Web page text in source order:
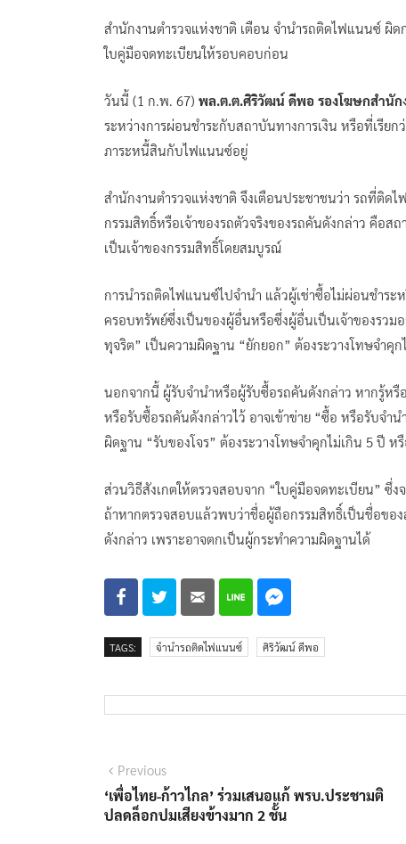
สำนักงานตำรวจแห่งชาติ เตือน จำนำรถติดไฟแนนซ์ ผิด
ใบคู่มือจดทะเบียนให้รอบคอบก่อน
วันนี้ (1 ก.พ. 67) พล.ต.ต.ศิริวัฒน์ ดีพอ รองโฆษกสำนัก
ระหว่างการผ่อนชำระกับสถาบันทางการเงิน หรือที่เรีย
ภาระหนี้สินกับไฟแนนซ์อยู่
สำนักงานตำรวจแห่งชาติ จึงเตือนประชาชนว่า รถที่ติด
กรรมสิทธิ์หรือเจ้าของรถตัวจริงของรถคันดังกล่าว คือส
เป็นเจ้าของกรรมสิทธิ์โดยสมบูรณ์
การนำรถติดไฟแนนซ์ไปจำนำ แล้วผู้เช่าซื้อไม่ผ่อนชำร
ครอบทรัพย์ซึ่งเป็นของผู้อื่นหรือซึ่งผู้อื่นเป็นเจ้าของรว
ทุจริต” เป็นความผิดฐาน “ยักยอก” ต้องระวางโทษจำคุ
นอกจากนี้ ผู้รับจำนำหรือผู้รับซื้อรถคันดังกล่าว หากรู้หรื
หรือรับซื้อรถคันดังกล่าวไว้ อาจเข้าข่าย “ซื้อ หรือรับจำ
ผิดฐาน “รับของโจร” ต้องระวางโทษจำคุกไม่เกิน 5 ปี
ส่วนวิธีสังเกตให้ตรวจสอบจาก “ใบคู่มือจดทะเบียน” ซึ่
ถ้าหากตรวจสอบแล้วพบว่าชื่อผู้ถือกรรมสิทธิ์เป็นชื่อของ
ดังกล่าว เพราะอาจตกเป็นผู้กระทำความผิดฐานได้
TAGS: จำนำรถติดไฟแนนซ์ ศิริวัฒน์ ดีพอ
แนะแนว
เรื่อง
PreviousPrevious
post:
‘เพื่อไทย-ก้าวไกล’ ร่วมเสนอแก้ พรบ.ประชามติ
ปลดล็อกปมเสียงข้างมาก 2 ชั้น